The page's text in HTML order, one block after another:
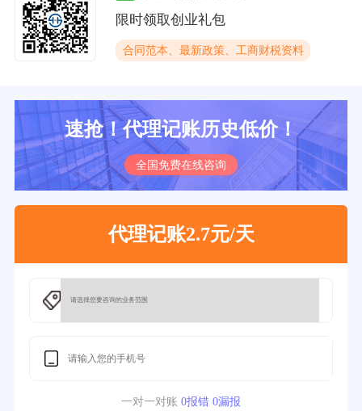
限时领取创业礼包
合同范本、最新政策、工商财税资料
速抢！代理记账历史低价！
全国免费在线咨询
代理记账2.7元/天
一对一对账 0报错 0漏报